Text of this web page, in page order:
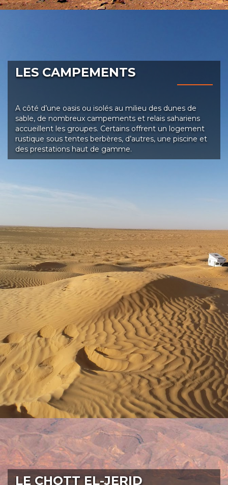
LES CAMPEMENTS
A côté d’une oasis ou isolés au milieu des dunes de
sable, de nombreux campements et relais sahariens
accueillent les groupes. Certains offrent un logement
rustique sous tentes berbères, d’autres, une piscine et
des prestations haut de gamme.
LE CHOTT EL-JERID